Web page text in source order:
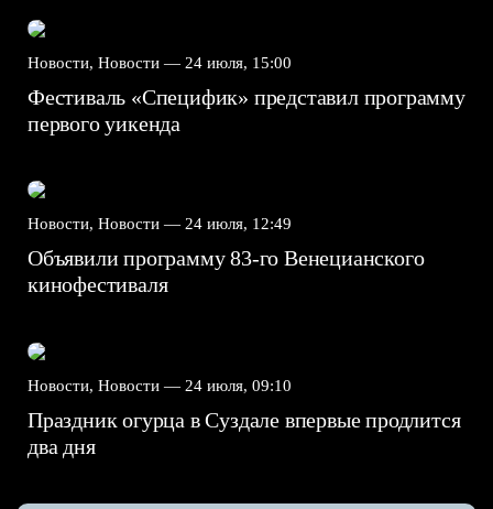
Новости, Новости — 24 июля, 15:00
Фестиваль «Специфик» представил программу
первого уикенда
Новости, Новости — 24 июля, 12:49
Объявили программу 83-го Венецианского
кинофестиваля
Новости, Новости — 24 июля, 09:10
Праздник огурца в Суздале впервые продлится
два дня